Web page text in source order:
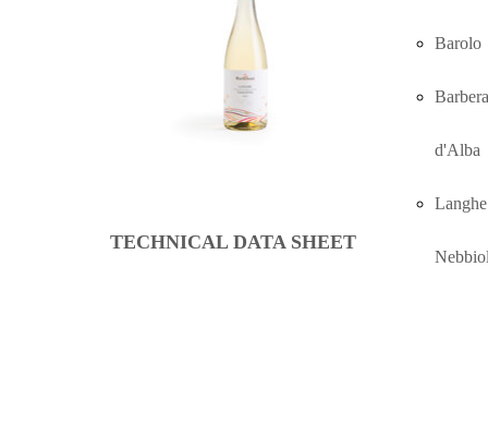
Barolo
Barbera
d'Alba
Langhe
TECHNICAL DATA SHEET